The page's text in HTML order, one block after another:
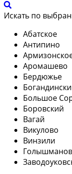
Искать по
Абатское
Антипино
Аромашево
Бердюжье
Большое
Боровский
Вагай
Викулово
Винзили